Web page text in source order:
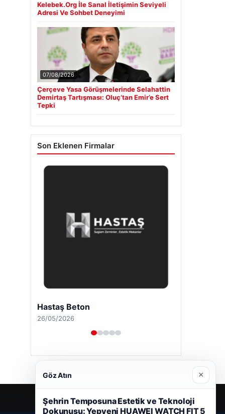
Kelebek.Org İle Sanal İletişimin Seviyeli
Adresi Ve Sohbet Deneyimi
07/08/2026
Çerçeve Yasa Görüşmelerinde Selahattin
Demirtaş Tartışması: Oluç’tan Emir’e Sert
Tepki
Son Eklenen Firmalar
Enes Kaplan Avukatlık Bürosu
28/04/2026
Göz Atın ×
Şehrin Temposuna Estetik ve Teknoloji
Dokunuşu: Yepyeni HUAWEI WATCH FIT 5